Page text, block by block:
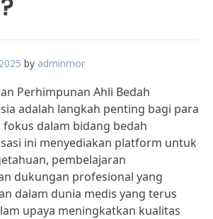
by adminmor
Perhimpunan Ahli Bedah
adalah langkah penting bagi para
dalam bidang bedah
ini menyediakan platform untuk
pembelajaran
dukungan profesional yang
dalam dunia medis yang terus
upaya meningkatkan kualitas